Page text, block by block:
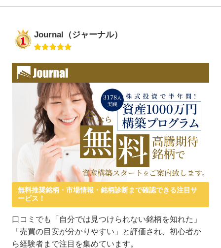
Journal（ジャーナル）
無料推奨銘柄・市場情報・銘柄診断まで確認できる注目サ
ービス！
口コミでも「自分では見つけられない銘柄を知れた」
「売買の目安が分かりやすい」と評価され、初心者か
ら経験者まで注目を集めています。